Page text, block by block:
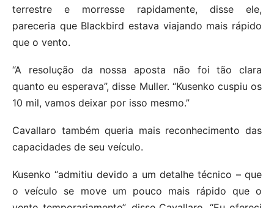
terrestre e morresse rapidamente, disse ele,
pareceria que Blackbird estava viajando mais rápido
que o vento.
“A resolução da nossa aposta não foi tão clara
quanto eu esperava”, disse Muller. “Kusenko cuspiu os
10 mil, vamos deixar por isso mesmo.”
Cavallaro também queria mais reconhecimento das
capacidades de seu veículo.
Kusenko “admitiu devido a um detalhe técnico – que
o veículo se move um pouco mais rápido que o